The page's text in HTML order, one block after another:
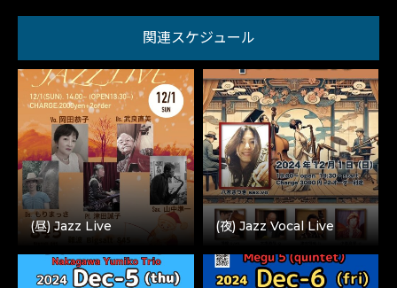
関連スケジュール
(昼) Jazz Live (夜) Jazz Vocal Live